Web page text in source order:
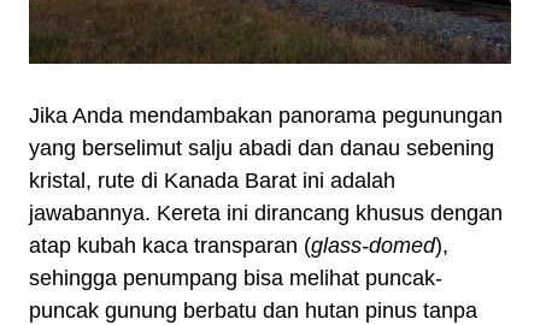
Jika Anda mendambakan panorama pegunungan
yang berselimut salju abadi dan danau sebening
kristal, rute di Kanada Barat ini adalah
jawabannya. Kereta ini dirancang khusus dengan
atap kubah kaca transparan (glass-domed),
sehingga penumpang bisa melihat puncak-
puncak gunung berbatu dan hutan pinus tanpa